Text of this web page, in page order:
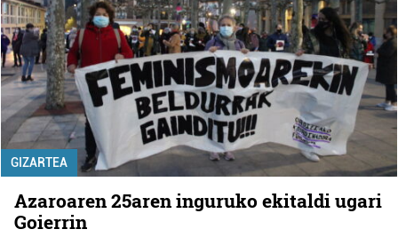
GIZARTEA
Azaroaren 25aren inguruko ekitaldi ugari
Goierrin